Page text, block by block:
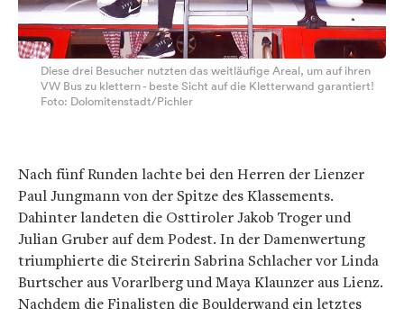
Diese drei Besucher nutzten das weitläufige Areal, um auf ihren
VW Bus zu klettern - beste Sicht auf die Kletterwand garantiert!
Foto: Dolomitenstadt/Pichler
Nach fünf Runden lachte bei den Herren der Lienzer
Paul Jungmann von der Spitze des Klassements.
Dahinter landeten die Osttiroler Jakob Troger und
Julian Gruber auf dem Podest. In der Damenwertung
triumphierte die Steirerin Sabrina Schlacher vor Linda
Burtscher aus Vorarlberg und Maya Klaunzer aus Lienz.
Nachdem die Finalisten die Boulderwand ein letztes